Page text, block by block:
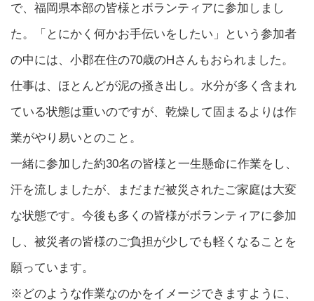
で、福岡県本部の皆様とボランティアに参加しまし
た。「とにかく何かお手伝いをしたい」という参加者
の中には、小郡在住の70歳のHさんもおられました。
仕事は、ほとんどが泥の掻き出し。水分が多く含まれ
ている状態は重いのですが、乾燥して固まるよりは作
業がやり易いとのこと。
一緒に参加した約30名の皆様と一生懸命に作業をし、
汗を流しましたが、まだまだ被災されたご家庭は大変
な状態です。今後も多くの皆様がボランティアに参加
し、被災者の皆様のご負担が少しでも軽くなることを
願っています。
※どのような作業なのかをイメージできますように、